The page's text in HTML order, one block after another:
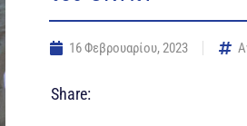
16 Φεβρουαρίου, 2023
Share: